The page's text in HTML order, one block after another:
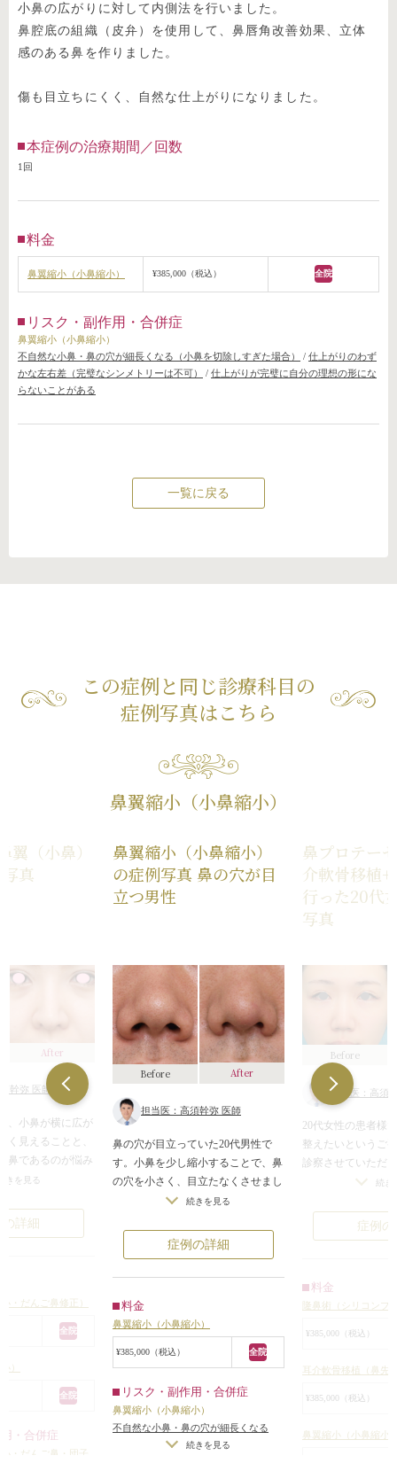
小鼻の広がりに対して内側法を行いました。
鼻腔底の組織（皮弁）を使用して、鼻唇角改善効果、立体
感のある鼻を作りました。
傷も目立ちにくく、自然な仕上がりになりました。
本症例の治療期間／回数
1回
料金
鼻翼縮小（小鼻縮小） ¥385,000（税込） 全院
リスク・副作用・合併症
鼻翼縮小（小鼻縮小）
不自然な小鼻・鼻の穴が細長くなる（小鼻を切除しすぎた場合）
/ 仕上がりのわず
かな左右差（完璧なシンメトリーは不可）
/ 仕上がりが完璧に自分の理想の形にな
らないことがある
一覧に戻る
この症例と同じ診療科目の
症例写真はこちら
鼻翼縮小（小鼻縮小）
翼（小鼻）
真
After
幹弥 医師
、小鼻が横に広が
く見えることと、
鼻であるのが悩み
鼻の外側の溝にか
を切除して鼻の穴
、小鼻の丸みを残
ので、形態も自然
ては、close法で
原因になっている
を切除しました。
は開いているタイ
きを見る
詳細
・だんご鼻修正）
全院
）
全院
・合併症
・だんご鼻・団子
鼻翼縮小（小鼻縮小）
の症例写真 鼻の穴が目
立つ男性
Before After
担当医：高須幹弥 医師
鼻の穴が目立っていた20代男性で
す。小鼻を少し縮小することで、鼻
の穴を小さく、目立たなくさせまし
た。鼻の穴が目立たなくなるだけ
象になりました。
続きを見る
症例の詳細
料金
鼻翼縮小（小鼻縮小）
¥385,000（税込） 全院
リスク・副作用・合併症
鼻翼縮小（小鼻縮小）
不自然な小鼻・鼻の穴が細長くなる
（小鼻を切除しすぎた場合）
続きを見る
鼻プロテー
介軟骨移植
行った20代
写真
Before
担当医：高須
20代女性の患者様
整えたいというご
診察させていただ
部がやや低く、段
小鼻は横に広がっ
がっていました。
いながらカウンセ
ろ、鼻シリコンプ
耳介軟骨移植+小
シリコンプロテー
プロテーゼを入れ
を下方向に出すよ
続き
症例
料金
隆鼻術（シリコンプ
¥385,000（税込）
耳介軟骨移植（鼻先
¥385,000（税込）
鼻翼縮小（小鼻縮小